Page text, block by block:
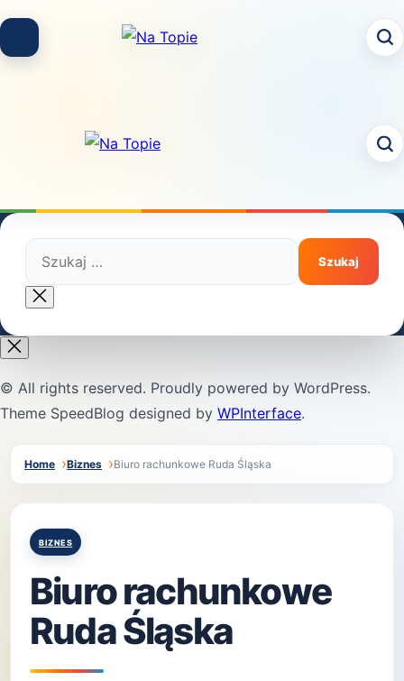
content
Szukaj:
Close
search
© All rights reserved. Proudly powered by WordPress.
Theme SpeedBlog designed by WPInterface.
Home Biznes Biuro rachunkowe Ruda Śląska
Posted
BIZNES
Biuro rachunkowe
Ruda Śląska